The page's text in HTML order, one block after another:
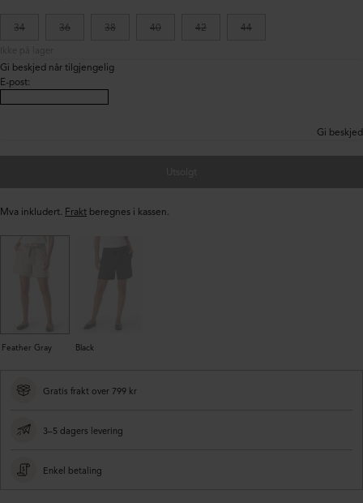
34 36 38 40 42 44
Gi beskjed når tilgjengelig
E-post:
Gi beskjed
Mva inkludert. Frakt beregnes i kassen.
Feather Gray Black
Gratis frakt over 799 kr
3–5 dagers levering
Enkel betaling